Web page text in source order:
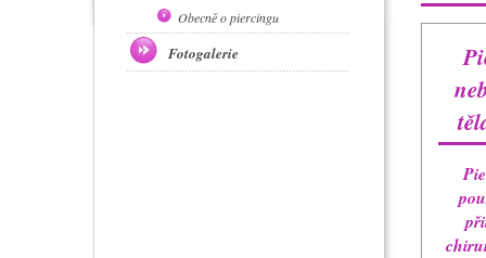
Obecně o piercingu
Fotogalerie